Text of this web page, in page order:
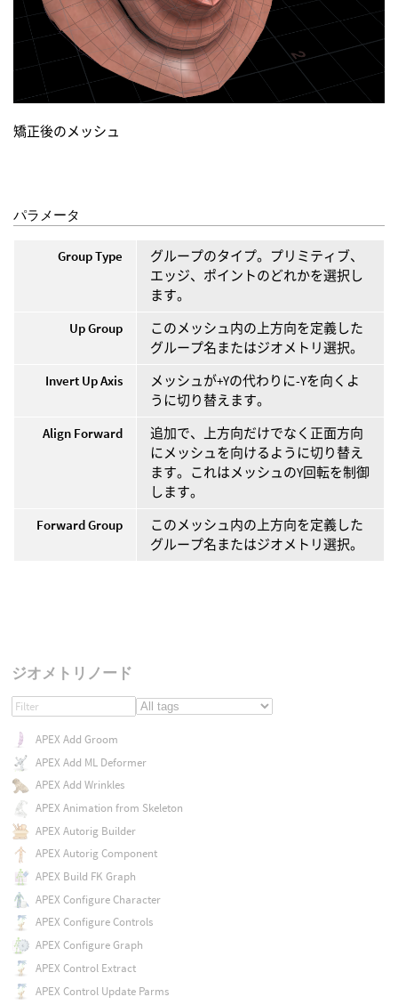
矯正後のメッシュ
パラメータ
Group Type
グループのタイプ。プリミティブ、
エッジ、ポイントのどれかを選択し
ます。
Up Group
このメッシュ内の上方向を定義した
グループ名またはジオメトリ選択。
Invert Up Axis
メッシュが+Yの代わりに-Yを向くよ
うに切り替えます。
Align Forward
追加で、上方向だけでなく正面方向
にメッシュを向けるように切り替え
ます。これはメッシュのY回転を制御
します。
Forward Group
このメッシュ内の上方向を定義した
グループ名またはジオメトリ選択。
ジオメトリノード
APEX Add Groom
APEX Add ML Deformer
APEX Add Wrinkles
APEX Animation from Skeleton
APEX Autorig Builder
APEX Autorig Component
APEX Build FK Graph
APEX Configure Character
APEX Configure Controls
APEX Configure Graph
APEX Control Extract
APEX Control Update Parms